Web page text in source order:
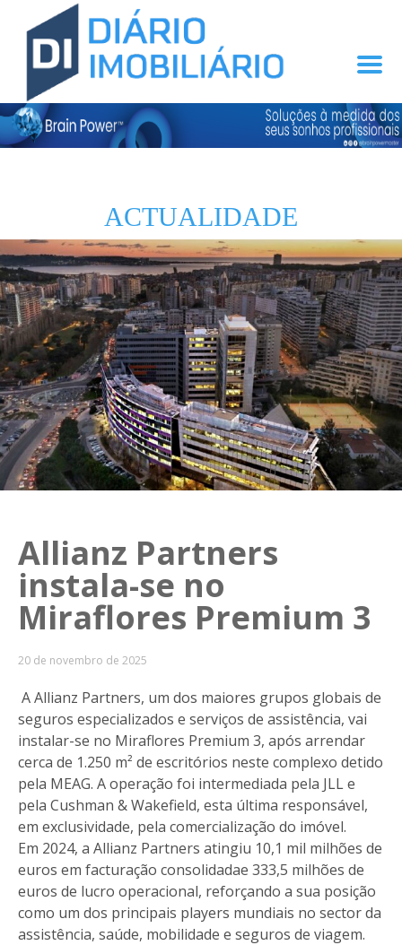
ACTUALIDADE
Allianz Partners
instala-se no
Miraflores Premium 3
20 de novembro de 2025
A Allianz Partners, um dos maiores grupos globais de
seguros especializados e serviços de assistência, vai
instalar-se no Miraflores Premium 3, após arrendar
cerca de 1.250 m² de escritórios neste complexo detido
pela MEAG. A operação foi intermediada pela JLL e
pela Cushman & Wakefield, esta última responsável,
em exclusividade, pela comercialização do imóvel.
Em 2024, a Allianz Partners atingiu 10,1 mil milhões de
euros em facturação consolidadae 333,5 milhões de
euros de lucro operacional, reforçando a sua posição
como um dos principais players mundiais no sector da
assistência, saúde, mobilidade e seguros de viagem.